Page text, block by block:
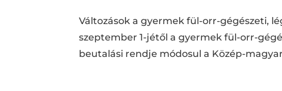
Változások a gyermek fül-orr-gégészeti,
szeptember 1-jétől a gyermek fül-orr-
beutalási rendje módosul a Közép-